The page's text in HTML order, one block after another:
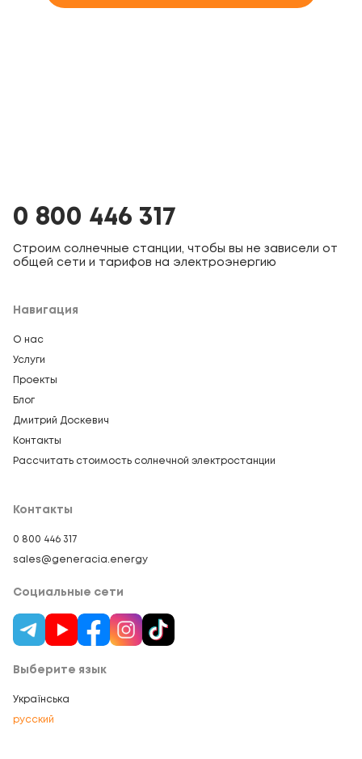
0 800 446 317
Строим солнечные станции, чтобы вы не зависели от
общей сети и тарифов на электроэнергию
Навигация
О нас
Услуги
Проекты
Блог
Дмитрий Доскевич
Контакты
Рассчитать стоимость солнечной электростанции
Контакты
0 800 446 317
sales@generacia.energy
Социальные сети
Выберите язык
Українська
русский